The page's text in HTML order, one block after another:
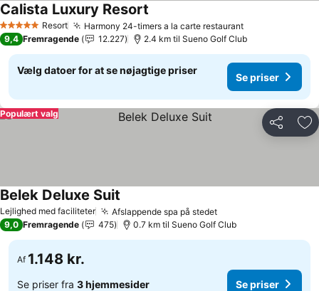
5 Stjerner Resort Harmony 24-timers a la carte restaurantSe priser
Calista Luxury Resort
9,4 Fremragende 12.227 2.4 km til Sueno Golf Club
Vælg datoer for at se nøjagtige priser
Se priser
Del
Populært valg
Lejlighed med faciliteter Afslappende spa på stedetSe priser
Belek Deluxe Suit
9,0 Fremragende 475 0.7 km til Sueno Golf Club
Af 1.148 kr.
Se priser fra 3 hjemmesider Se priser